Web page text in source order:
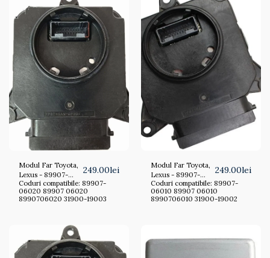
Modul Far Toyota,
Lexus - 89907-
06020, 89907
06020,
8990706020,
249.00lei
Coduri compatibile: 89907-
06020 89907 06020
8990706020 31900-19003
Modul Far Toyota,
Lexus - 89907-
06010, 89907
06010,
8990706010,
249.00lei
Coduri compatibile: 89907-
06010 89907 06010
8990706010 31900-19002